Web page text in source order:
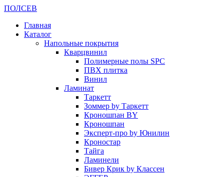
ПОЛСЕВ
Главная
Каталог
Напольные покрытия
Кварцвинил
Полимерные полы SPC
ПВХ плитка
Винил
Ламинат
Таркетт
Зоммер by Таркетт
Кроношпан BY
Кроношпан
Эксперт-про by Юнилин
Кроностар
Тайга
Ламинели
Бивер Крик by Классен